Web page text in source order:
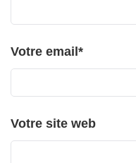
Votre email*
Votre site web